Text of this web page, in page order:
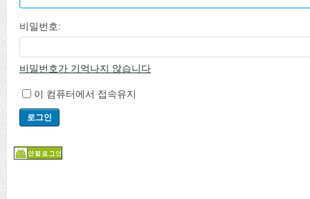
비밀번호:
비밀번호가 기억나지 않습니다
이 컴퓨터에서 접속유지